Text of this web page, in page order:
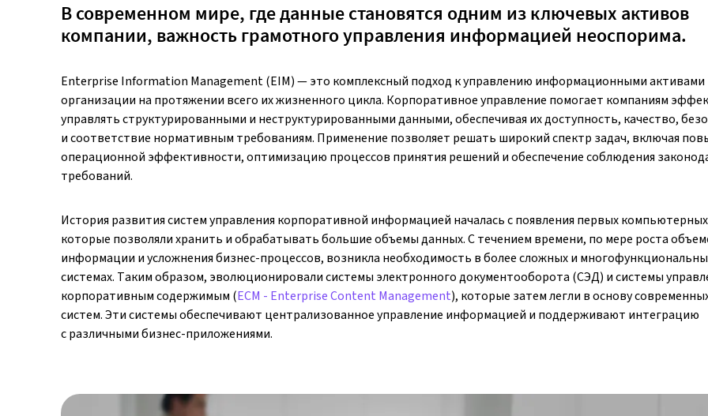
В современном мире, где данные становятся одним из ключевых активов
компании, важность грамотного управления информацией неоспорима.
Enterprise Information Management (EIM) — это комплексный подход к управлению информационными активами
организации на протяжении всего их жизненного цикла. Корпоративное управление помогает компаниям
управлять структурированными и неструктурированными данными, обеспечивая их доступность, качество,
и соответствие нормативным требованиям. Применение позволяет решать широкий спектр задач, включая
операционной эффективности, оптимизацию процессов принятия решений и обеспечение соблюдения
требований.
История развития систем управления корпоративной информацией началась с появления первых
которые позволяли хранить и обрабатывать большие объемы данных. С течением времени, по мере роста
информации и усложнения бизнес-процессов, возникла необходимость в более сложных и
системах. Таким образом, эволюционировали системы электронного документооборота (СЭД) и системы
корпоративным содержимым (ECM - Enterprise Content Management), которые затем легли в основу
систем. Эти системы обеспечивают централизованное управление информацией и поддерживают интеграцию
с различными бизнес-приложениями.